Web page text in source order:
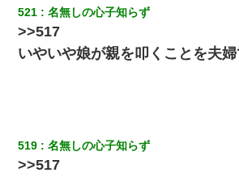
友人「酒の勢いで女先輩をホテルに連れ込
「…」
じゃ？）→俺電話「今何してんの？」同僚
と！」俺「会社にいない？」→次の瞬間、す
521 名無しの心子知らず
>>517
いやいや娘が親を叩くことを夫婦
519 名無しの心子知らず
>>517